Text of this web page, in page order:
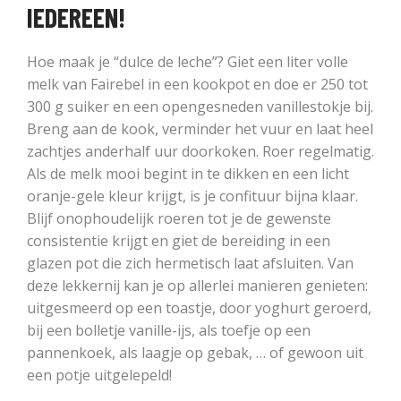
IEDEREEN!
Hoe maak je “dulce de leche”? Giet een liter volle
melk van Fairebel in een kookpot en doe er 250 tot
300 g suiker en een opengesneden vanillestokje bij.
Breng aan de kook, verminder het vuur en laat heel
zachtjes anderhalf uur doorkoken. Roer regelmatig.
Als de melk mooi begint in te dikken en een licht
oranje-gele kleur krijgt, is je confituur bijna klaar.
Blijf onophoudelijk roeren tot je de gewenste
consistentie krijgt en giet de bereiding in een
glazen pot die zich hermetisch laat afsluiten. Van
deze lekkernij kan je op allerlei manieren genieten:
uitgesmeerd op een toastje, door yoghurt geroerd,
bij een bolletje vanille-ijs, als toefje op een
pannenkoek, als laagje op gebak, … of gewoon uit
een potje uitgelepeld!